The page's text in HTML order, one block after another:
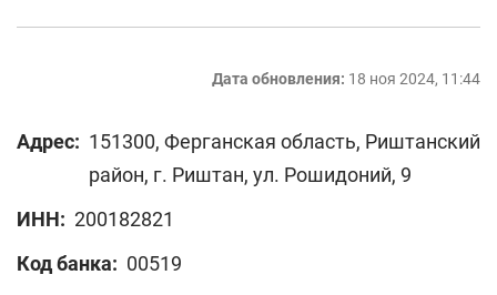
Дата обновления: 18 ноя 2024, 11:44
Адрес: 151300, Ферганская область, Риштанский
район, г. Риштан, ул. Рошидоний, 9
ИНН: 200182821
Код банка: 00519